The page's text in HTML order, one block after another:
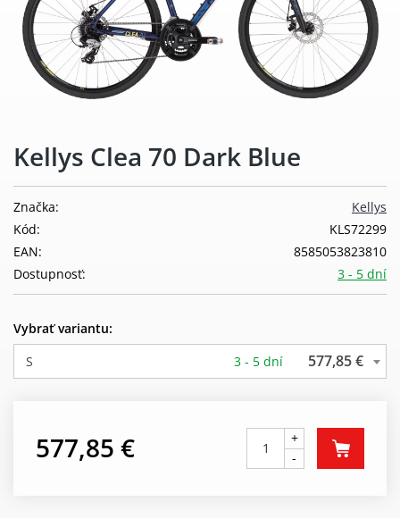
Kellys Clea 70 Dark Blue
Kellys
Značka:
KLS72299
Kód:
8585053823810
EAN:
3 - 5 dní
Dostupnosť:
Vybrať variantu:
S
3 - 5 dní 577,85 €
577,85 €
+
-